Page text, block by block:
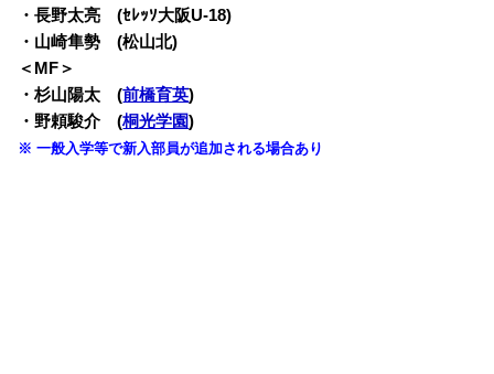
・長野太亮 (ｾﾚｯｿ大阪U-18)
・山崎隼勢 (松山北)
＜MF＞
・杉山陽太 (前橋育英)
・野頼駿介 (桐光学園)
※ 一般入学等で新入部員が追加される場合あり